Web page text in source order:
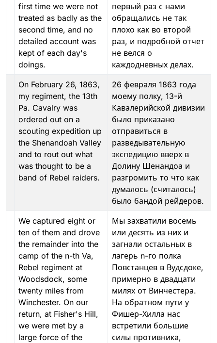
first time we were not
treated as badly as the
second time, and no
detailed account was
kept of each day's
doings.
первый раз с нами
обращались не так
плохо как во второй
раз, и подробной отчет
не велся о
каждодневных делах.
On February 26, 1863,
my regiment, the 13th
Pa. Cavalry was
ordered out on a
scouting expedition up
the Shenandoah Valley
and to rout out what
was thought to be a
band of Rebel raiders.
26 февраля 1863 года
моему полку, 13-й
Кавалерийской дивизии
было приказано
отправиться в
разведывательную
экспедицию вверх в
Долину Шенандоа и
разгромить то что как
думалось (считалось)
было бандой рейдеров.
We captured eight or
ten of them and drove
the remainder into the
camp of the n-th Va,
Rebel regiment at
Woodsdock, some
twenty miles from
Winchester. On our
return, at Fisher's Hill,
we were met by a
large force of the
Мы захватили восемь
или десять из них и
загнали остальных в
лагерь n-го полка
Повстанцев в Вудсдоке,
примерно в двадцати
милях от Винчестера.
На обратном пути у
Фишер-Хилла нас
встретили большие
силы противника,